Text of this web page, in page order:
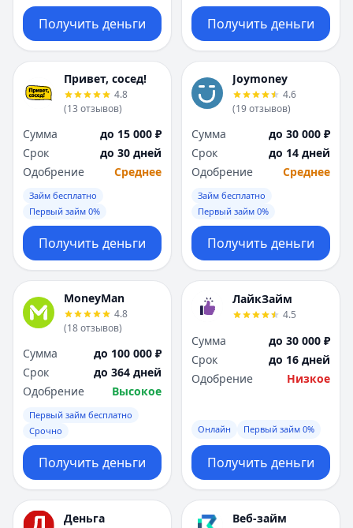
Получить деньги Получить деньги
Привет, сосед!
4.8
(13 отзывов)
Сумма
до 15 000 ₽
Срок
до 30 дней
Одобрение
Среднее
Займ бесплатно
Первый займ 0%
Получить деньги
Joymoney
4.6
(19отзывов)
Сумма
до 30 000 ₽
Срок
до 14 дней
Одобрение
Среднее
Займ бесплатно
Первый займ 0%
Получить деньги
MoneyMan
4.8
(18отзывов)
Сумма
до 100 000 ₽
Срок
до 364 дней
Одобрение
Высокое
Первый займ бесплатно
Срочно
Получить деньги
ЛайкЗайм
4.5
Сумма
до 30 000 ₽
Срок
до 16 дней
Одобрение
Низкое
Онлайн Первый займ 0%
Получить деньги
Деньга Веб-займ